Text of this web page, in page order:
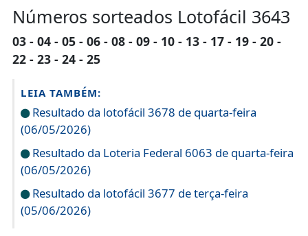
Números sorteados Lotofácil 3643
03 - 04 - 05 - 06 - 08 - 09 - 10 - 13 - 17 - 19 - 20 -
22 - 23 - 24 - 25
LEIA TAMBÉM:
Resultado da lotofácil 3678 de quarta-feira
(06/05/2026)
Resultado da Loteria Federal 6063 de quarta-feira
(06/05/2026)
Resultado da lotofácil 3677 de terça-feira
(05/06/2026)